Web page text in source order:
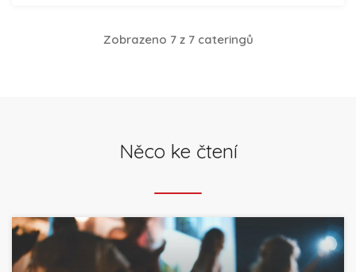
Zobrazeno 7 z 7 cateringů
Něco ke čtení